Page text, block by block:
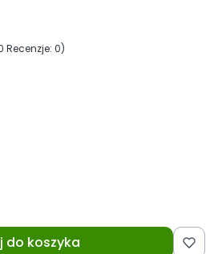
Recenzje: 0)
do koszyka